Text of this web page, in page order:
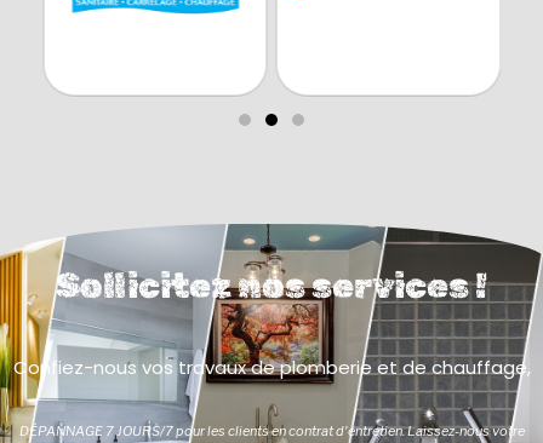
Sollicitez nos services !
Confiez-nous vos travaux de plomberie et de chauffage,
DÉPANNAGE 7 JOURS/7 pour les clients en contrat d'entretien. Laissez-nous votre